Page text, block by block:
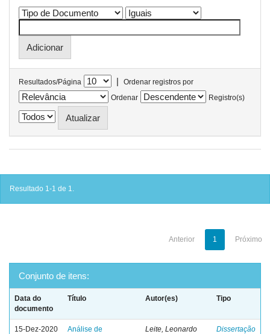
Resultados/Página |
Ordenar registros por
Ordenar
Registro(s)
Resultado 1-1 de 1.
Anterior 1 Próximo
Conjunto de itens:
Data do
documento
Título Autor(es) Tipo
15-Dez-2020
Análise de
Leite, Leonardo
Dissertação